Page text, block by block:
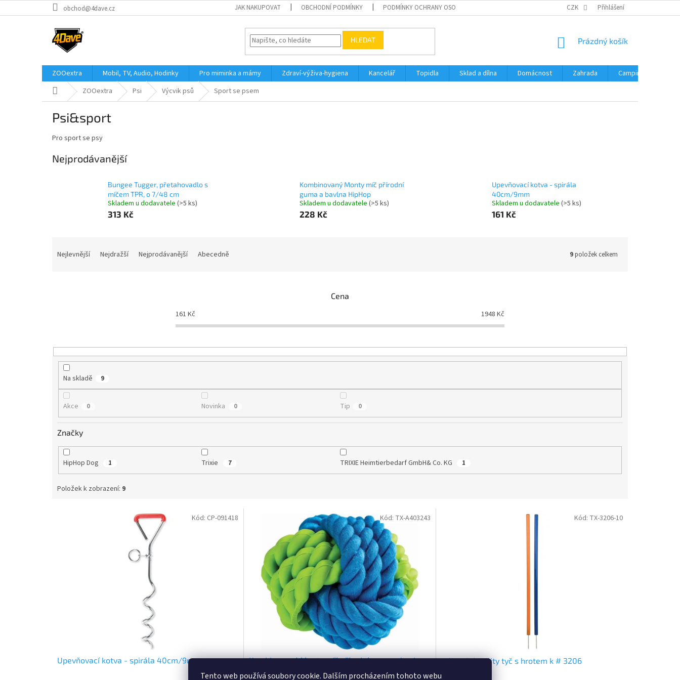
Tento web používá soubory cookie. Dalším procházením tohoto webu
na
obchod@4dave.cz JAK NAKUPOVAT OBCHODNÍ PODMÍNKY PODMÍNKY OCHRANY OSOBNÍCH ÚDAJŮ CZK Přihlášení
HLEDAT
NÁKUPNÍ
Prázdný košík
ZOOextra Mobil, TV, Audio, Hodinky Pro miminka a mámy Zdraví-výživa-hygiena Kancelář Topidla Sklad a dílna Domácnost Zahrada Camping
Domů ZOOextra Psi Výcvik psů Sport se psem
Psi&sport
Pro sport se psy
Nejprodávanější
Bungee Tugger, přetahovadlo s
míčem TPR, o 7/48 cm
Skladem u dodavatele (>5 ks)
313 Kč
Kombinovaný Monty míč přírodní
guma a bavlna HipHop
Skladem u dodavatele(>5 ks)
228 Kč
Upevňovací kotva - spirála
40cm/9mm
Skladem u dodavatele (>5 ks)
161 Kč
u
Nejlevnější Nejdražší Nejprodávanější Abecedně 9položek celkem
Cena
161 Kč 1948 Kč
Na skladě 9
Akce 0 Novinka 0 Tip 0
Značky
HipHop Dog 1 Trixie 7 TRIXIE Heimtierbedarf GmbH& Co. KG 1
Položek k zobrazení: 9
Upevňovací kotva - spirála 40cm/9mm
Kód: CP-091418
Kombinovaný Monty míč přírodní guma a bavlna
HipHop
Kód: TX-A403243
Náhradní agility tyč s hrotem k # 3206
Kód: TX-3206-10